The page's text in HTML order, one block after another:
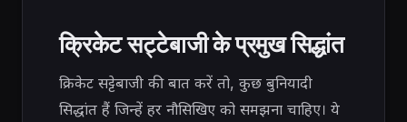
क्रिकेट सट्टेबाजी के प्रमुख सिद्धांत
क्रिकेट सट्टेबाजी की बात करें तो, कुछ बुनियादी
सिद्धांत हैं जिन्हें हर नौसिखिए को समझना चाहिए। ये